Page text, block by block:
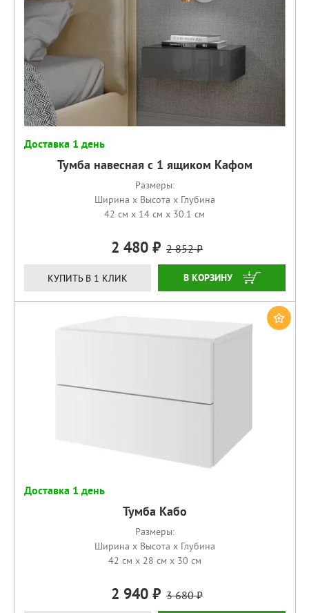
Доставка 1 день
Тумба навесная с 1 ящиком Кафом
Размеры:
Ширина x Высота x Глубина
42 см x 14 см x 30.1 см
2 480 2 852
КУПИТЬ В 1 КЛИК КУПИТЬ
Доставка 1 день
Тумба Кабо
Размеры:
Ширина x Высота x Глубина
42 см x 28 см x 30 см
2 940 3 680